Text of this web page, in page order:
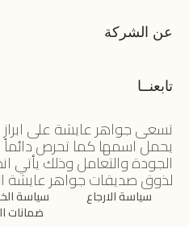
عن الشركة
تابعنــا
تسعى جواهر عايشة على ابراز
يحمل اسمها كما تحرص دائماً
الجودة والتعامل وذلك يأتي
لذوق صديقات جواهر عايشة
سياسة الارجاع سياسة
ضمانات